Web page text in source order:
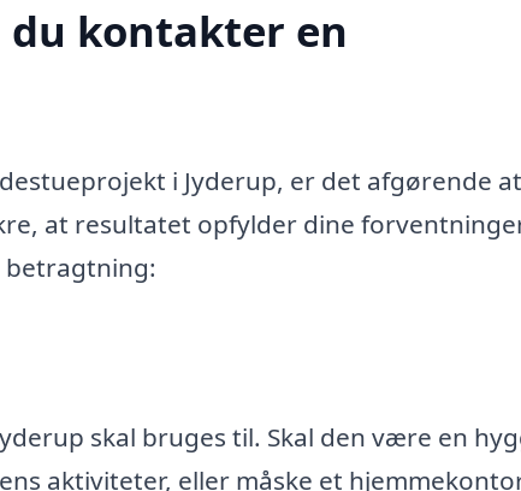
du kontakter en
i Jyderup, er det afgørende
at resultatet opfylder dine
betragtning:
skal bruges til. Skal den være en
aktiviteter, eller måske et